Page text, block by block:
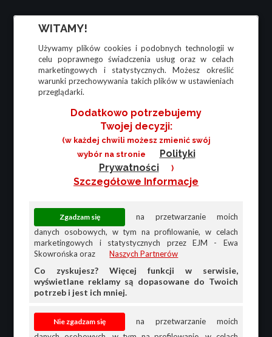
WITAMY!
Używamy plików cookies i podobnych technologii w
celu poprawnego świadczenia usług oraz w celach
marketingowych i statystycznych. Możesz określić
warunki przechowywania takich plików w ustawieniach
przeglądarki.
Dodatkowo potrzebujemy
Twojej decyzji:
(w każdej chwili możesz zmienić swój
wybór na stronie
Polityki
Prywatności
)
Szczegółowe Informacje
na przetwarzanie moich
danych osobowych, w tym na profilowanie, w celach
marketingowych i statystycznych przez EJM - Ewa
Skowrońska oraz
Naszych Partnerów
Co zyskujesz? Więcej funkcji w serwisie,
wyświetlane reklamy są dopasowane do Twoich
potrzeb i jest ich mniej.
na przetwarzanie moich